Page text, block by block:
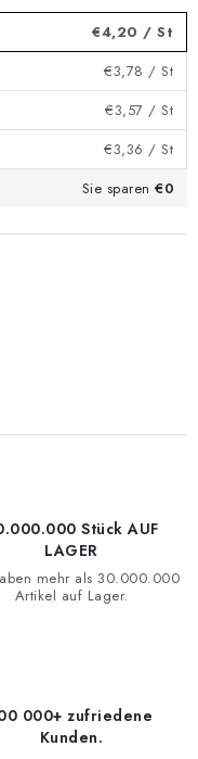
€4,20 / St
€3,78 / St
€3,57 / St
€3,36 / St
Sie sparen €0
Stück AUF
LAGER
mehr als 30.000.000
Artikel auf Lager.
000+ zufriedene
Kunden.